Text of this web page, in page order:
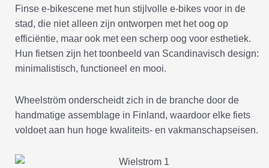
Finse e-bikescene met hun stijlvolle e-bikes voor in de
stad, die niet alleen zijn ontworpen met het oog op
efficiëntie, maar ook met een scherp oog voor esthetiek.
Hun fietsen zijn het toonbeeld van Scandinavisch design:
minimalistisch, functioneel en mooi.
Wheelström onderscheidt zich in de branche door de
handmatige assemblage in Finland, waardoor elke fiets
voldoet aan hun hoge kwaliteits- en vakmanschapseisen.